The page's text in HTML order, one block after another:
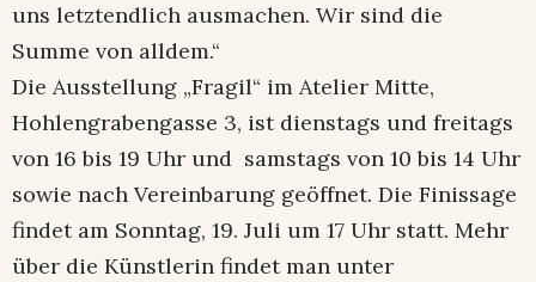
uns letztendlich ausmachen. Wir sind die
Summe von alldem.“
Die Ausstellung „Fragil“ im Atelier Mitte,
Hohlengrabengasse 3, ist dienstags und freitags
von 16 bis 19 Uhr und samstags von 10 bis 14 Uhr
sowie nach Vereinbarung geöffnet. Die Finissage
findet am Sonntag, 19. Juli um 17 Uhr statt. Mehr
über die Künstlerin findet man unter